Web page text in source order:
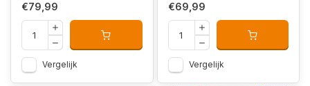
€79,99
Vergelijk
€69,99
Vergelijk